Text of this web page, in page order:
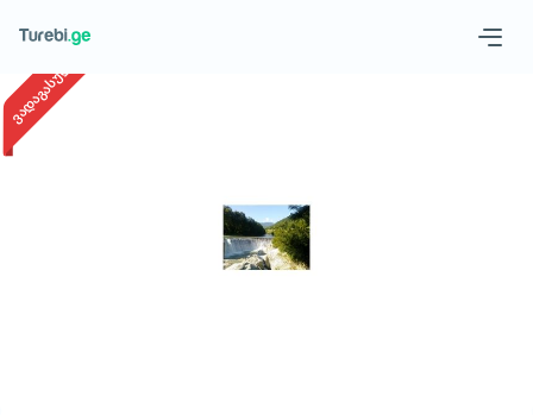
Запросить тур
ვადაგასული